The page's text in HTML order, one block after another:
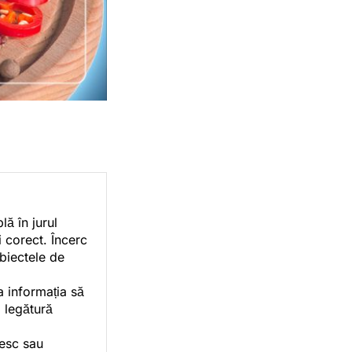
în jurul
corect. Încerc
de
informația să
legătură
sau